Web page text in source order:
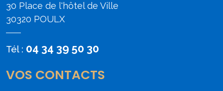
30 Place de l'hôtel de Ville
30320 POULX
Tél : 04 34 39 50 30
VOS CONTACTS